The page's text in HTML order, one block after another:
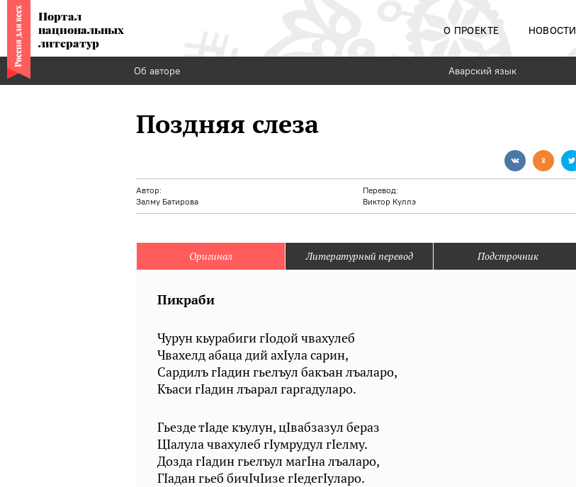
Портал
национальных
литератур
О ПРОЕКТЕ НОВОСТИ
Об авторе Аварский язык
Поздняя слеза
Автор:
Залму Батирова
Перевод:
Виктор Куллэ
Оригинал Литературный перевод Подстрочник
Пикраби
Чурун кьурабиги гIодой чвахулеб
Чвахелд абаца дий ахIула сарин,
Сардилъ гIадин гьелъул бакъан лъаларо,
Къаси гIадин лъарал гаргадуларо.
Гьезде тIаде къулун, цIвабзазул бераз
ЦIалула чвахулеб гIумрудул гIелму.
Дозда гIадин гьелъул магIна лъаларо,
ГIадан гьеб бичIчIизе гIедегIуларо.